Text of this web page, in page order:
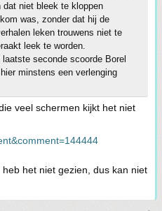
niet bleek te kloppen
was, zonder dat hij de
leken trouwens niet te
leek te worden.
seconde scoorde Borel
minstens een verlenging
veel schermen kijkt het niet
het niet gezien, dus kan niet